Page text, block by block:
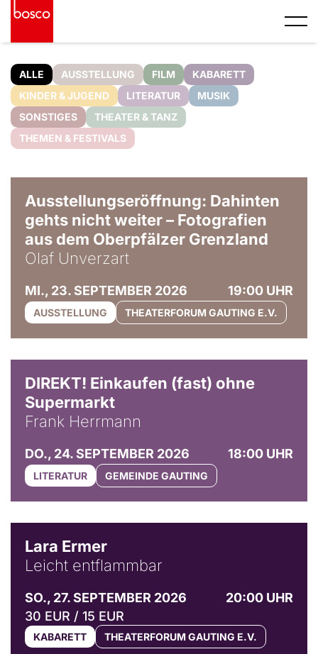
ALLE AUSSTELLUNG FILM
KABARETT
KINDER & JUGEND
LITERATUR
MUSIK
SONSTIGES
THEATER & TANZ
THEMEN & FESTIVALS
Ausstellungseröffnung: Dahinten
gehts nicht weiter – Fotografien
aus dem Oberpfälzer Grenzland
Olaf Unverzart
MI., 23. SEPTEMBER 2026 19:00 UHR
AUSSTELLUNG THEATERFORUM GAUTING E.V.
DIREKT! Einkaufen (fast) ohne
Supermarkt
Frank Herrmann
DO., 24. SEPTEMBER 2026 18:00 UHR
LITERATUR GEMEINDE GAUTING
Lara Ermer
Leicht entflammbar
SO., 27. SEPTEMBER 2026
20:00 UHR
30 EUR / 15 EUR
KABARETT THEATERFORUM GAUTING E.V.